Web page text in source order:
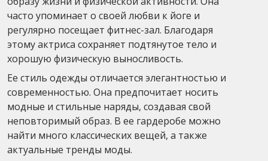
часто упоминает о своей любви к йоге и
регулярно посещает фитнес-зал. Благодаря
этому актриса сохраняет подтянутое тело и
хорошую физическую выносливость.
Ее стиль одежды отличается элегантностью и
современностью. Она предпочитает носить
модные и стильные наряды, создавая свой
неповторимый образ. В ее гардеробе можно
найти много классических вещей, а также
актуальные тренды моды.